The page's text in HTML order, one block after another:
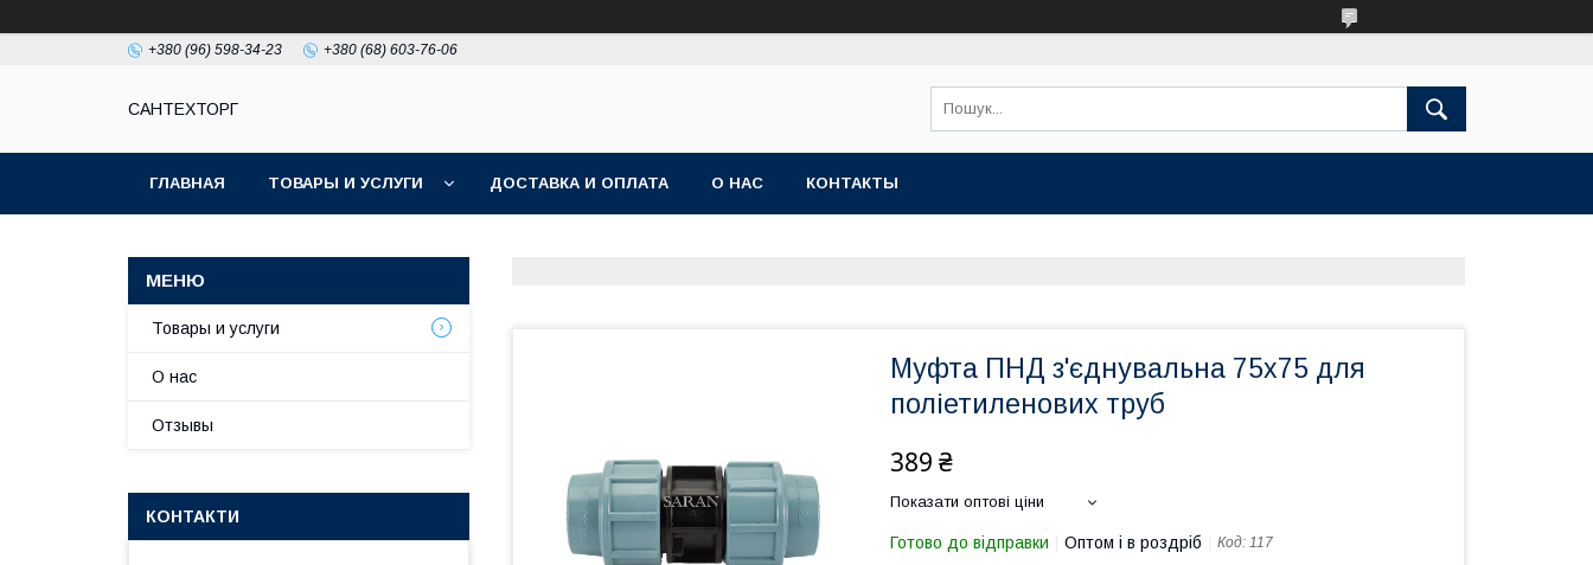
+380 (96) 598-34-23 +380 (68) 603-76-06
САНТЕХТОРГ
ГЛАВНАЯ ТОВАРЫ И УСЛУГИ ДОСТАВКА И ОПЛАТА О НАС КОНТАКТЫ
Муфта ПНД з'єднувальна 75х75 для
поліетиленових труб
389 ₴
Показати оптові ціни
Готово до відправки Оптом і в роздріб Код: 117
Товары и услуги
О нас
Отзывы
КОНТАКТИ